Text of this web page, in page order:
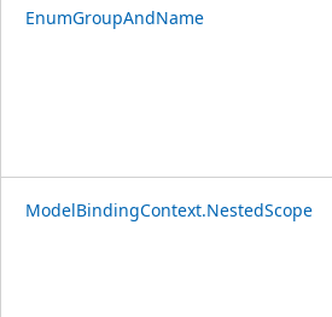
EnumGroupAndName
ModelBindingContext.NestedScope